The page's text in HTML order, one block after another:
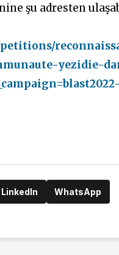
şu adresten
yezidie-
LinkedIn WhatsApp